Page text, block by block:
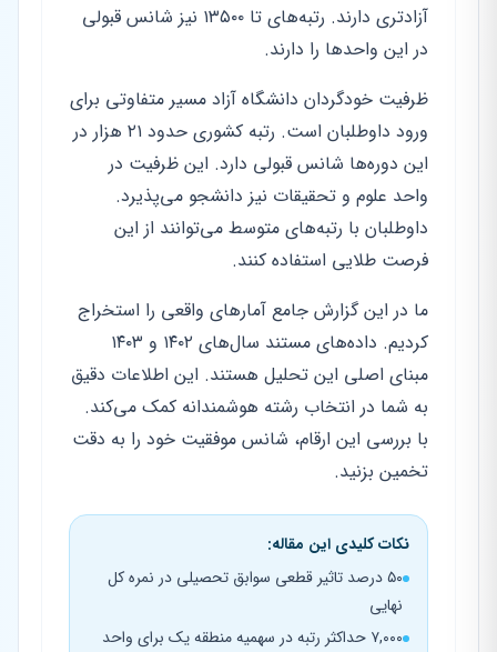
آزادتری دارند. رتبه‌های تا ۱۳۵۰۰ نیز شانس قبولی
در این واحدها را دارند.
ظرفیت خودگردان دانشگاه آزاد مسیر متفاوتی برای
ورود داوطلبان است. رتبه کشوری حدود ۲۱ هزار در
این دوره‌ها شانس قبولی دارد. این ظرفیت در
واحد علوم و تحقیقات نیز دانشجو می‌پذیرد.
داوطلبان با رتبه‌های متوسط می‌توانند از این
فرصت طلایی استفاده کنند.
ما در این گزارش جامع آمارهای واقعی را استخراج
کردیم. داده‌های مستند سال‌های ۱۴۰۲ و ۱۴۰۳
مبنای اصلی این تحلیل هستند. این اطلاعات دقیق
به شما در انتخاب رشته هوشمندانه کمک می‌کند.
با بررسی این ارقام، شانس موفقیت خود را به دقت
تخمین بزنید.
نکات کلیدی این مقاله:
۵۰ درصد تاثیر قطعی سوابق تحصیلی در نمره کل
نهایی
۷,۰۰۰ حداکثر رتبه در سهمیه منطقه یک برای واحد